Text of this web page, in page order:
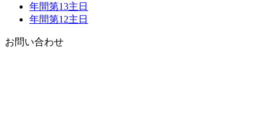
年間第13主日
年間第12主日
お問い合わせ